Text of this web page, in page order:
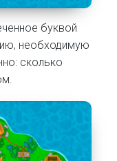
буквой
необходимую
сколько